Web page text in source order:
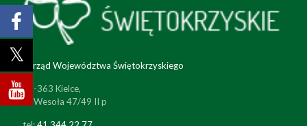
Zarząd Województwa Świętokrzyskiego
25-363 Kielce,
ul. Wesoła 47/49 II p